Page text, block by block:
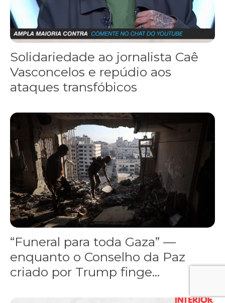
Solidariedade ao jornalista Caê
Vasconcelos e repúdio aos
ataques transfóbicos
“Funeral para toda Gaza” — enquanto o Conselho da Paz
“Funeral para toda Gaza” —
enquanto o Conselho da Paz
criado por Trump finge...